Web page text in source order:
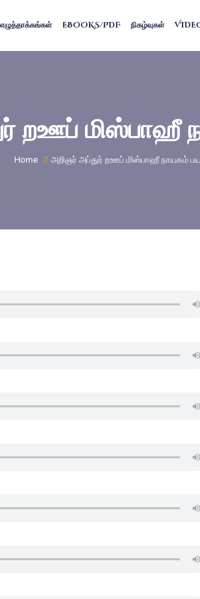
எழுத்தாக்கங்கள் EBOOKS/PDF நிகழ்வுகள்
றஊப் மிஸ்பாஹீ
Home அறிஞர் அப்துர் றஊப் மிஸ்பாஹீ நாயகம்